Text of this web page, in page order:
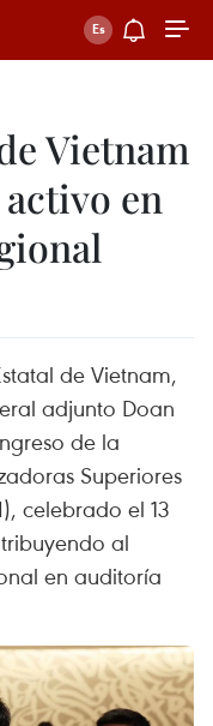
Vietnam
en
de Vietnam,
adjunto Doan
de la
Superiores
celebrado el 13
al
en auditoría